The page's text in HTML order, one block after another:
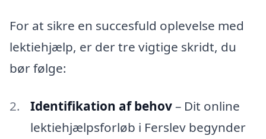
For at sikre en succesfuld oplevelse med
lektiehjælp, er der tre vigtige skridt, du
bør følge:
Identifikation af behov– Dit online
lektiehjælpsforløb i Ferslev begynder